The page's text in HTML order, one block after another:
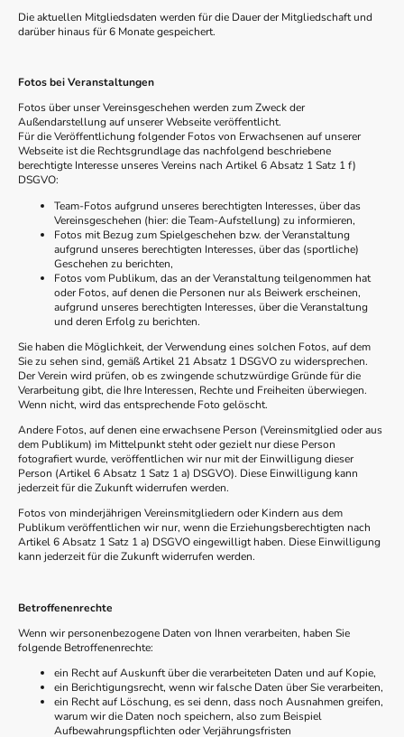
Die aktuellen Mitgliedsdaten werden für die Dauer der Mitgliedschaft und
darüber hinaus für 6 Monate gespeichert.
Fotos bei Veranstaltungen
Fotos über unser Vereinsgeschehen werden zum Zweck der
Außendarstellung auf unserer Webseite veröffentlicht.
Für die Veröffentlichung folgender Fotos von Erwachsenen auf unserer
Webseite ist die Rechtsgrundlage das nachfolgend beschriebene
berechtigte Interesse unseres Vereins nach Artikel 6 Absatz 1 Satz 1 f)
DSGVO:
Team-Fotos aufgrund unseres berechtigten Interesses, über das
Vereinsgeschehen (hier: die Team-Aufstellung) zu informieren,
Fotos mit Bezug zum Spielgeschehen bzw. der Veranstaltung
aufgrund unseres berechtigten Interesses, über das (sportliche)
Geschehen zu berichten,
Fotos vom Publikum, das an der Veranstaltung teilgenommen hat
oder Fotos, auf denen die Personen nur als Beiwerk erscheinen,
aufgrund unseres berechtigten Interesses, über die Veranstaltung
und deren Erfolg zu berichten.
Sie haben die Möglichkeit, der Verwendung eines solchen Fotos, auf dem
Sie zu sehen sind, gemäß Artikel 21 Absatz 1 DSGVO zu widersprechen.
Der Verein wird prüfen, ob es zwingende schutzwürdige Gründe für die
Verarbeitung gibt, die Ihre Interessen, Rechte und Freiheiten überwiegen.
Wenn nicht, wird das entsprechende Foto gelöscht.
Andere Fotos, auf denen eine erwachsene Person (Vereinsmitglied oder aus
dem Publikum) im Mittelpunkt steht oder gezielt nur diese Person
fotografiert wurde, veröffentlichen wir nur mit der Einwilligung dieser
Person (Artikel 6 Absatz 1 Satz 1 a) DSGVO). Diese Einwilligung kann
jederzeit für die Zukunft widerrufen werden.
Fotos von minderjährigen Vereinsmitgliedern oder Kindern aus dem
Publikum veröffentlichen wir nur, wenn die Erziehungsberechtigten nach
Artikel 6 Absatz 1 Satz 1 a) DSGVO eingewilligt haben. Diese Einwilligung
kann jederzeit für die Zukunft widerrufen werden.
Betroffenenrechte
Wenn wir personenbezogene Daten von Ihnen verarbeiten, haben Sie
folgende Betroffenenrechte:
ein Recht auf Auskunft über die verarbeiteten Daten und auf Kopie,
ein Berichtigungsrecht, wenn wir falsche Daten über Sie verarbeiten,
ein Recht auf Löschung, es sei denn, dass noch Ausnahmen greifen,
warum wir die Daten noch speichern, also zum Beispiel
Aufbewahrungspflichten oder Verjährungsfristen